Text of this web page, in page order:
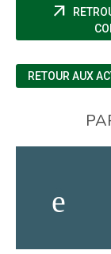
arrow_outward
RETOUR AUX